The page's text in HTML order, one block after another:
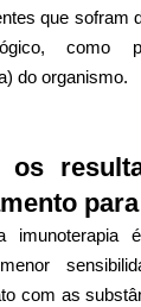
que sofram
como
do organismo.
os
imunoterapia
com as